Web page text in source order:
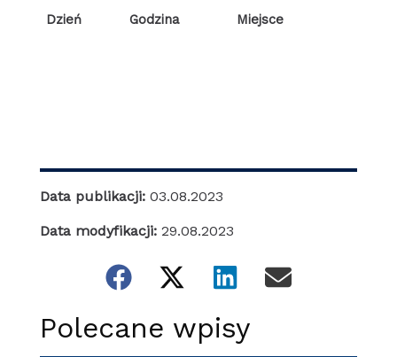
Dzień Godzina Miejsce
Data publikacji: 03.08.2023
Data modyfikacji: 29.08.2023
Polecane wpisy